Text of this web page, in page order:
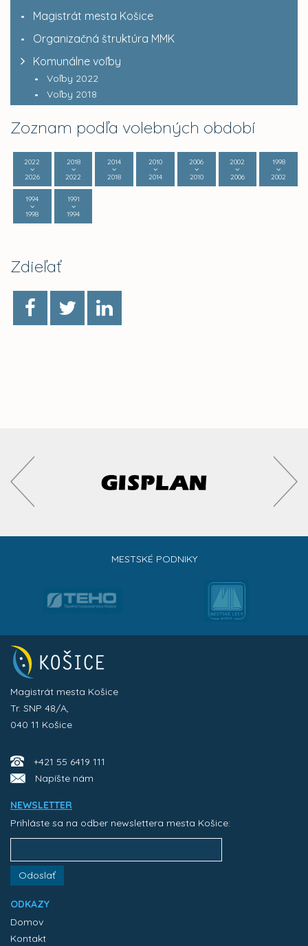
Magistrát mesta Košice
Organizačná štruktúra MMK
Komunálne voľby
Voľby 2022
Voľby 2018
Zoznam podľa volebných období
2022
2026
2018
2022
2014
2018
2010
2014
2006
2010
2002
2006
1998
2002
1994
1998
1991
1994
Zdieľať
MESTSKÉ PODNIKY
Magistrát mesta Košice
Tr. SNP 48/A,
040 11 Košice
+421 55 6419 111
Napíšte nám
NEWSLETTER
Prihláste sa na odber newslettera mesta Košice:
Odoslať
ODKAZY
Domov
Kontakt